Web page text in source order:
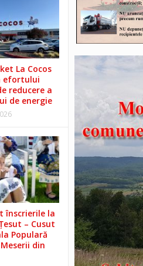
La Cocos
efortului
reducere a
de energie
înscrierile la
– Cusut
Populară
din